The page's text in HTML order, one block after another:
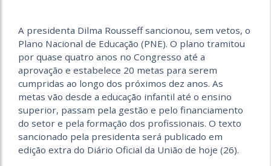
A presidenta Dilma Rousseff sancionou, sem vetos, o
Plano Nacional de Educação (PNE). O plano tramitou
por quase quatro anos no Congresso até a
aprovação e estabelece 20 metas para serem
cumpridas ao longo dos próximos dez anos. As
metas vão desde a educação infantil até o ensino
superior, passam pela gestão e pelo financiamento
do setor e pela formação dos profissionais. O texto
sancionado pela presidenta será publicado em
edição extra do Diário Oficial da União de hoje (26).